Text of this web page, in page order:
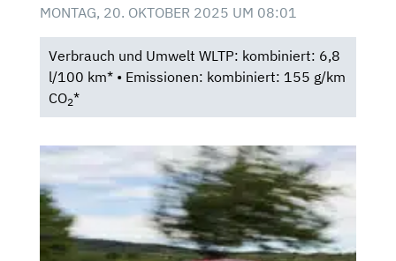
MONTAG, 20. OKTOBER 2025 UM 08:01
Verbrauch und Umwelt WLTP: kombiniert: 6,8
l/100 km* • Emissionen: kombiniert: 155 g/km
CO2*